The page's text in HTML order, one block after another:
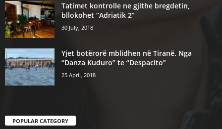
Tatimet kontrolle ne gjithe bregdetin,
bllokohet “Adriatik 2”
30 July, 2018
Yjet botërorë mblidhen në Tiranë. Nga
“Danza Kuduro” te “Despacito”
25 April, 2018
POPULAR CATEGORY